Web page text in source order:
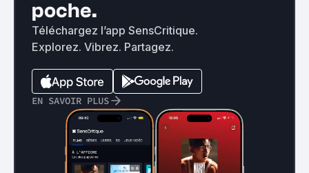
poche.
Téléchargez l’app SensCritique.
Explorez. Vibrez. Partagez.
EN SAVOIR PLUS